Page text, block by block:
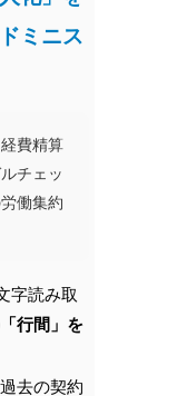
ミニス
費精算
チェッ
働集約
字読み取
行間」を
去の契約